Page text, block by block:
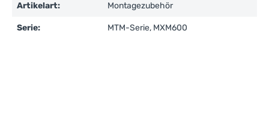
Artikelart: Montagezubehör
Serie: MTM-Serie, MXM600